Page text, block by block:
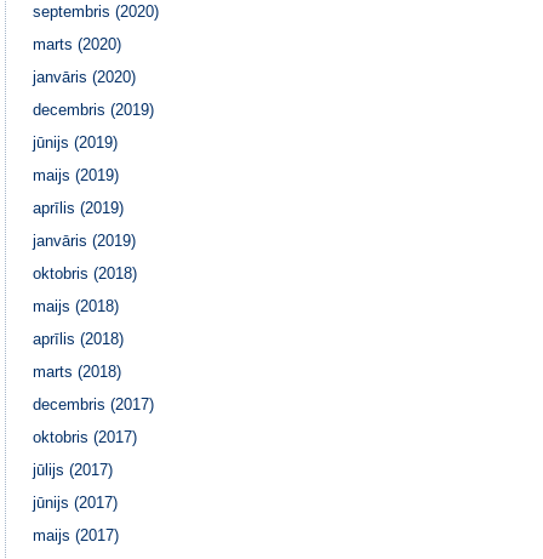
septembris (2020)
marts (2020)
janvāris (2020)
decembris (2019)
jūnijs (2019)
maijs (2019)
aprīlis (2019)
janvāris (2019)
oktobris (2018)
maijs (2018)
aprīlis (2018)
marts (2018)
decembris (2017)
oktobris (2017)
jūlijs (2017)
jūnijs (2017)
maijs (2017)